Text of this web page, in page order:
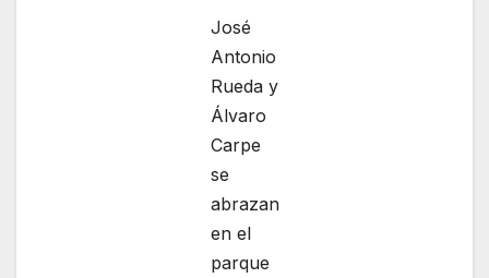
José
Antonio
Rueda y
Álvaro
Carpe
se
abrazan
en el
parque